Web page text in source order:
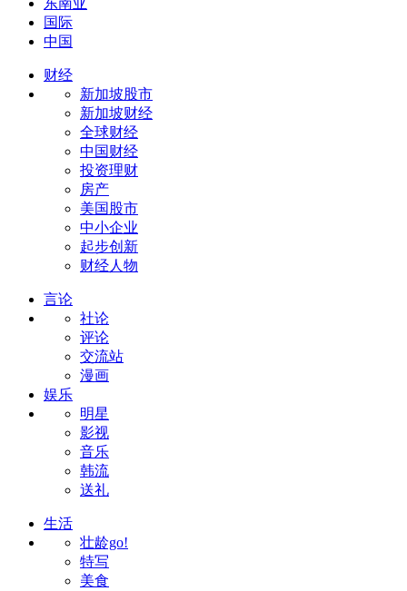
东南亚
国际
中国
财经
新加坡股市
新加坡财经
全球财经
中国财经
投资理财
房产
美国股市
中小企业
起步创新
财经人物
言论
社论
评论
交流站
漫画
娱乐
明星
影视
音乐
韩流
送礼
生活
壮龄go!
特写
美食